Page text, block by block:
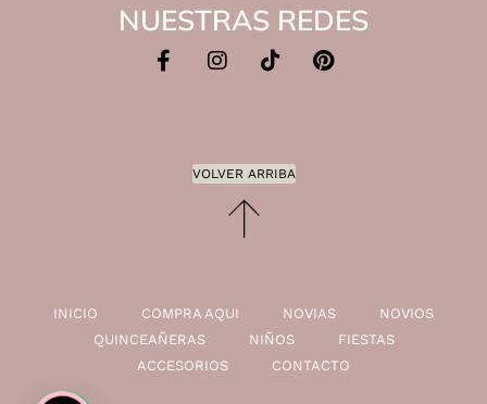
NUESTRAS REDES
VOLVER ARRIBA
INICIO COMPRA AQUI NOVIAS
NOVIOS
QUINCEAÑERAS
NIÑOS
FIESTAS
ACCESORIOS
CONTACTO